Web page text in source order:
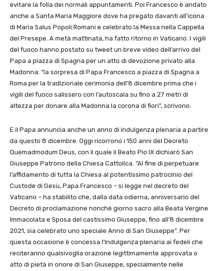
evitare la folla dei normali appuntamenti. Poi Francesco è andato
anche a Santa Maria Maggiore dove ha pregato davanti all’icona
di Maria Salus Popoli Romani e celebrato la Messa nella Cappella
del Presepe. A metà mattinata, ha fatto ritorno in Vaticano. I vigili
del fuoco hanno postato su tweet un breve video dell’arrivo del
Papa a piazza di Spagna per un atto di devozione privato alla
Madonna: “la sorpresa di Papa Francesco a piazza di Spagna a
Roma per la tradizionale cerimonia dell’8 dicembre prima che i
vigili del fuoco salissero con l’autoscala su fino a 27 metri di
altezza per donare alla Madonna la corona di fiori”, scrivono.
E il Papa annuncia anche un anno di indulgenza plenaria a partire
da questo 8 dicembre. Oggi ricorrono i 150 anni del Decreto
Quemadmodum Deus, con il quale il Beato Pio IX dichiarò San
Giuseppe Patrono della Chiesa Cattolica. “Al fine di perpetuare
l’affidamento di tutta la Chiesa al potentissimo patrocinio del
Custode di Gesù, Papa Francesco – si legge nel decreto del
Vaticano – ha stabilito che, dalla data odierna, anniversario del
Decreto di proclamazione nonché giorno sacro alla Beata Vergine
Immacolata e Sposa del castissimo Giuseppe, fino all’8 dicembre
2021, sia celebrato uno speciale Anno di San Giuseppe”. Per
questa occasione è concessa l’Indulgenza plenaria ai fedeli che
reciteranno qualsivoglia orazione legittimamente approvata o
atto di pietà in onore di San Giuseppe, specialmente nelle